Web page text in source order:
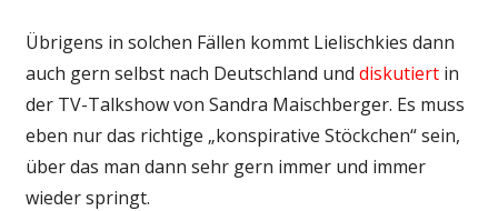
Übrigens in solchen Fällen kommt Lielischkies dann
auch gern selbst nach Deutschland und diskutiertin
der TV-Talkshow von Sandra Maischberger. Es muss
eben nur das richtige „konspirative Stöckchen“ sein,
über das man dann sehr gern immer und immer
wieder springt.